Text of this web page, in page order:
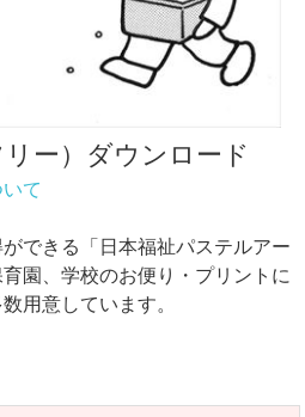
ー）ダウンロード
て
できる「日本福祉パステルアー
園、学校のお便り・プリントに
用意しています。